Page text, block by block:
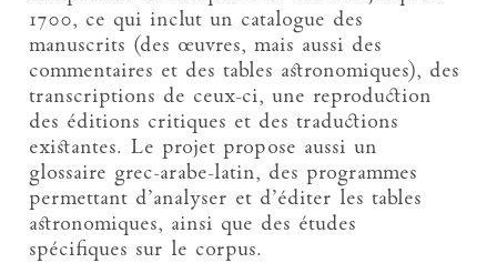
1700, ce qui inclut un catalogue des
manuscrits (des œuvres, mais aussi des
commentaires et des tables astronomiques), des
transcriptions de ceux-ci, une reproduction
des éditions critiques et des traductions
existantes. Le projet propose aussi un
glossaire grec-arabe-latin, des programmes
permettant d’analyser et d’éditer les tables
astronomiques, ainsi que des études
spécifiques sur le corpus.